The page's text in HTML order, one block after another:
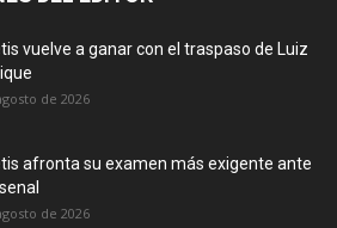
vuelve a ganar con el traspaso de Luiz
de 2026
afronta su examen más exigente ante
de 2026